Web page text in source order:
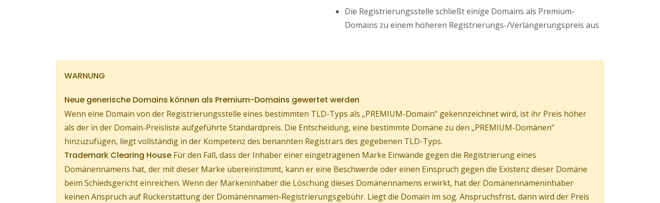
Die Registrierungsstelle schließt einige Domains als Premium-
Domains zu einem höheren Registrierungs-/Verlängerungspreis aus
WARNUNG
Neue generische Domains können als Premium-Domains gewertet werden
Wenn eine Domain von der Registrierungsstelle eines bestimmten TLD-Typs als „PREMIUM-Domain“ gekennzeichnet wird, ist ihr Preis höher
als der in der Domain-Preisliste aufgeführte Standardpreis. Die Entscheidung, eine bestimmte Domäne zu den „PREMIUM-Domänen“
hinzuzufügen, liegt vollständig in der Kompetenz des benannten Registrars des gegebenen TLD-Typs.
Trademark Clearing House Für den Fall, dass der Inhaber einer eingetragenen Marke Einwände gegen die Registrierung eines
Domänennamens hat, der mit dieser Marke übereinstimmt, kann er eine Beschwerde oder einen Einspruch gegen die Existenz dieser Domäne
beim Schiedsgericht einreichen. Wenn der Markeninhaber die Löschung dieses Domänennamens erwirkt, hat der Domänennameninhaber
keinen Anspruch auf Rückerstattung der Domänennamen-Registrierungsgebühr. Liegt die Domain im sog. Anspruchsfrist, dann wird der Preis